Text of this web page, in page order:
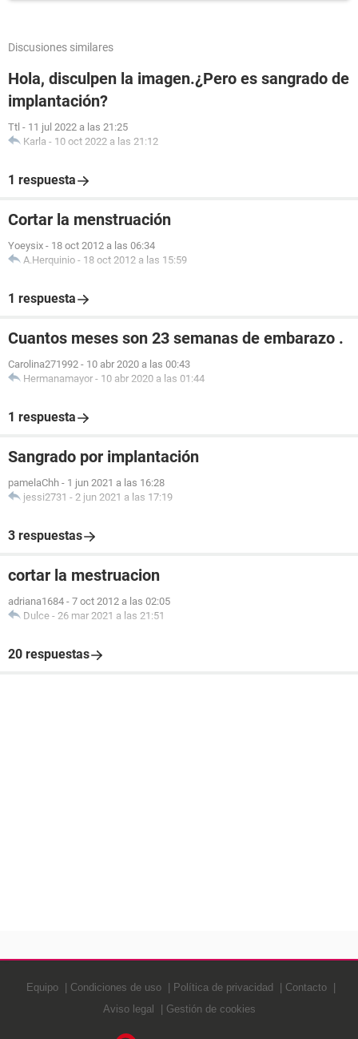
Discusiones similares
Hola, disculpen la imagen.¿Pero es sangrado de
implantación?
Ttl - 11 jul 2022 a las 21:25
Karla - 10 oct 2022 a las 21:12
1 respuesta
Cortar la menstruación
Yoeysix - 18 oct 2012 a las 06:34
A.Herquinio - 18 oct 2012 a las 15:59
1 respuesta
Cuantos meses son 23 semanas de embarazo .
Carolina271992 - 10 abr 2020 a las 00:43
Hermanamayor - 10 abr 2020 a las 01:44
1 respuesta
Sangrado por implantación
pamelaChh - 1 jun 2021 a las 16:28
jessi2731 - 2 jun 2021 a las 17:19
3 respuestas
cortar la mestruacion
adriana1684 - 7 oct 2012 a las 02:05
Dulce - 26 mar 2021 a las 21:51
20 respuestas
Equipo Condiciones de uso Política de privacidad
Contacto
Aviso legal
Gestión de cookies